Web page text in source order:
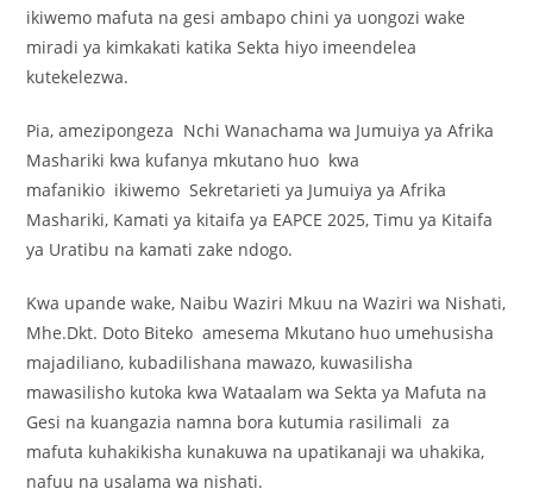
ikiwemo mafuta na gesi ambapo chini ya uongozi wake
miradi ya kimkakati katika Sekta hiyo imeendelea
kutekelezwa.
Pia, amezipongeza Nchi Wanachama wa Jumuiya ya Afrika
Mashariki kwa kufanya mkutano huo kwa
mafanikio ikiwemo Sekretarieti ya Jumuiya ya Afrika
Mashariki, Kamati ya kitaifa ya EAPCE 2025, Timu ya Kitaifa
ya Uratibu na kamati zake ndogo.
Kwa upande wake, Naibu Waziri Mkuu na Waziri wa Nishati,
Mhe.Dkt. Doto Biteko amesema Mkutano huo umehusisha
majadiliano, kubadilishana mawazo, kuwasilisha
mawasilisho kutoka kwa Wataalam wa Sekta ya Mafuta na
Gesi na kuangazia namna bora kutumia rasilimali za
mafuta kuhakikisha kunakuwa na upatikanaji wa uhakika,
nafuu na usalama wa nishati.